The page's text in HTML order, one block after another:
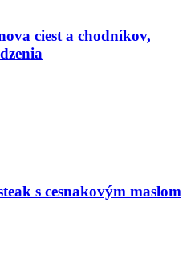
ciest a chodníkov,
s cesnakovým maslom